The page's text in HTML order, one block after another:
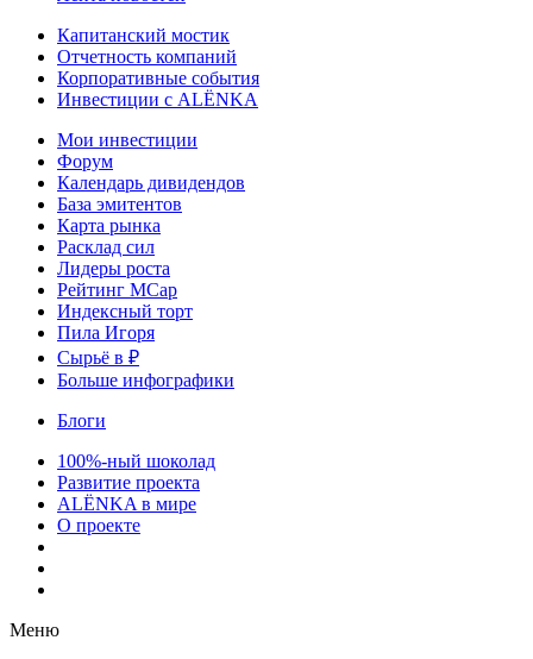
Капитанский мостик
Отчетность компаний
Корпоративные события
Инвестиции с ALЁNKA
Мои инвестиции
Форум
Календарь дивидендов
База эмитентов
Карта рынка
Расклад сил
Лидеры роста
Рейтинг MCap
Индексный торт
Пила Игоря
Сырьё в ₽
Больше инфографики
Блоги
100%-ный шоколад
Развитие проекта
ALЁNKA в мире
О проекте
Меню